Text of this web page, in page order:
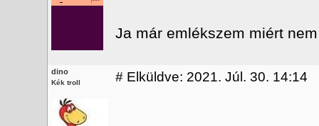
Ja már emlékszem miért
dino
Kék troll # Elküldve: 2021. Júl. 30. 14:14